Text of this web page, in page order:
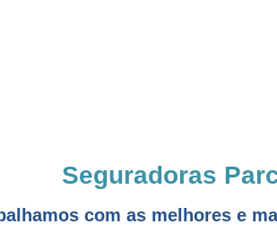
Seguradoras
com as melhores e